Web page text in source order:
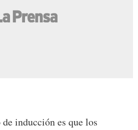
inducción es que los